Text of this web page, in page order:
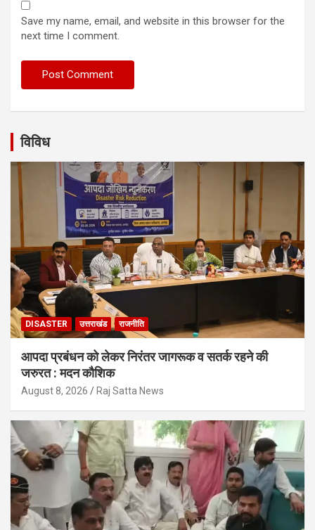
Save my name, email, and website in this browser for the
next time I comment.
विविध
DISASTER उत्तराखंड राजनीति
आपदा प्रबंधन को लेकर निरंतर जागरूक व सतर्क रहने की
जरुरत : मदन कौशिक
August 8, 2026 Raj Satta News